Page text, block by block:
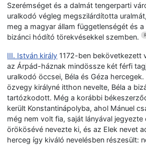
Szerémséget és a dalmát tengerparti
uralkodó végleg megszilárdította
meg a magyar állam függetlenségét és
bizánci hódító törekvésekkel szemben.
III. István király 1172-ben bekövetkezett
az Árpád-háznak mindössze két férfi
uralkodó öccsei, Béla és Géza
özvegy királyné itthon nevelte, Béla a
tartózkodott. Még a korábbi
került Konstantinápolyba, ahol Mánuel
még nem volt fia, saját lányával jegyezte
örökösévé nevezte ki, és az Elek nevet
herceg így kiváló nevelésben részesült: